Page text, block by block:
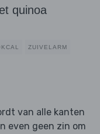
quinoa
ZUIVELARM
van alle kanten
even geen zin om